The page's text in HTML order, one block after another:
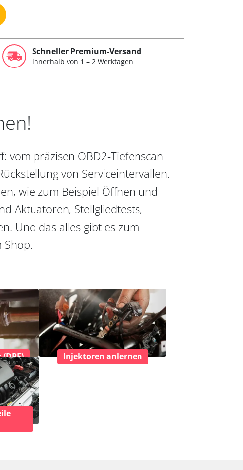
Schneller Premium-Versand
innerhalb von 1 – 2 Werktagen
vom präzisen OBD2-Tiefenscan
von Serviceintervallen.
wie zum Beispiel Öffnen und
Aktuatoren, Stellgliedtests,
Und das alles gibt es zum
Shop.
Injektoren anlernen